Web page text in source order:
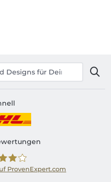
ProvenExpert.com